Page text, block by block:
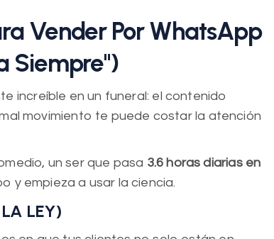
Vender Por WhatsApp
Siempre")
increíble en un funeral: el contenido
movimiento te puede costar la atención
un ser que pasa 3.6 horas diarias en
y empieza a usar la ciencia.
LEY)